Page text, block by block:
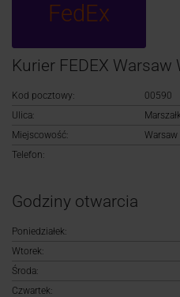
FedEx
Kurier FEDEX Warsaw
Kod pocztowy:
00590
Ulica:
Miejscowość:
Warsaw
Telefon:
Godziny otwarcia
Poniedziałek:
Wtorek:
Środa:
Czwartek: